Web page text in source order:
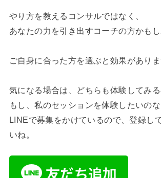
やり方を教えるコンサルではなく、
あなたの力を引き出すコーチの方かもし
ご自身に合った方を選ぶと効果がありま
気になる場合は、どちらも体験してみる
もし、私のセッションを体験したいのな
LINEで募集をかけているので、登録し
いね。